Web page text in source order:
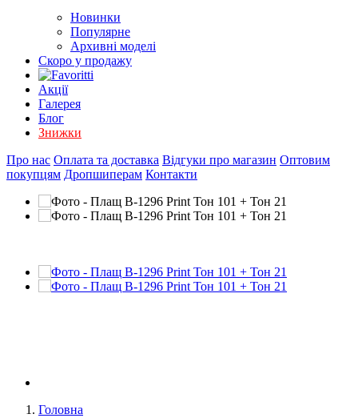
Новинки
Популярне
Архивні моделі
Скоро у продажу
Акції
Галерея
Блог
Знижки
Про нас Оплата та доставка Відгуки про магазин Оптовим
покупцям Дропшиперам Контакти
Головна